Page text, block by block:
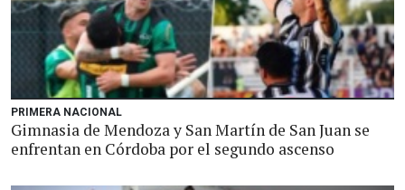
PRIMERA NACIONAL
Gimnasia de Mendoza y San Martín de San Juan se
enfrentan en Córdoba por el segundo ascenso